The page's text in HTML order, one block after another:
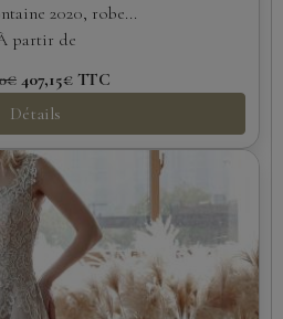
2020, robe...
partir de
407,15€ TTC
Détails